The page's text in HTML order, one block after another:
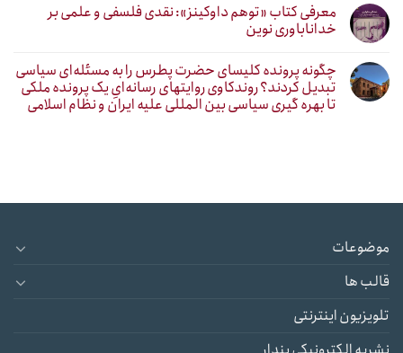
معرفی کتاب «توهم داوکینز»: نقدی فلسفی و علمی بر
خداناباوری نوین
چگونه پرونده کلیسای حضرت پطرس را به مسئله‌ای سیاسی
تبدیل کردند؟ روندکاوی روایتهای رسانه‌ایِ یک پرونده ملکی
تا بهره گیری سیاسی بین المللی علیه ایران و نظام اسلامی
موضوعات
قالب ها
تلویزیون اینترنتی